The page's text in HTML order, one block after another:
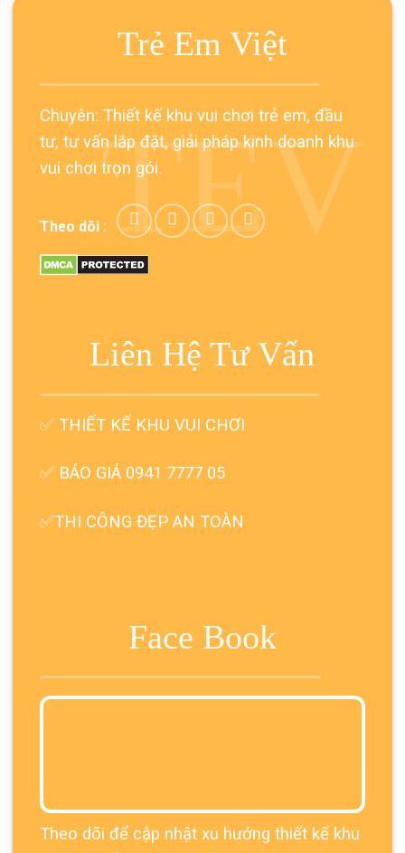
Trẻ Em Việt
Chuyên: Thiết kế khu vui chơi trẻ em, đầu
tư, tư vấn lắp đặt, giải pháp kinh doanh khu
vui chơi trọn gói.
Theo dõi :TEV
Liên Hệ Tư Vấn
✅THIẾT KẾ KHU VUI CHƠI
✅ BÁO GIÁ 0941 7777 05
✅THI CÔNG ĐẸP AN TOÀN
Face Book
Theo dõi để cập nhật xu hướng thiết kế khu